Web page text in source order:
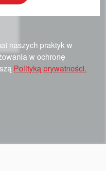
naszych praktyk w
w ochronę
Polityką prywatności.